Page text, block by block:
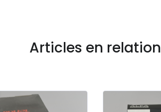
Articles en relation